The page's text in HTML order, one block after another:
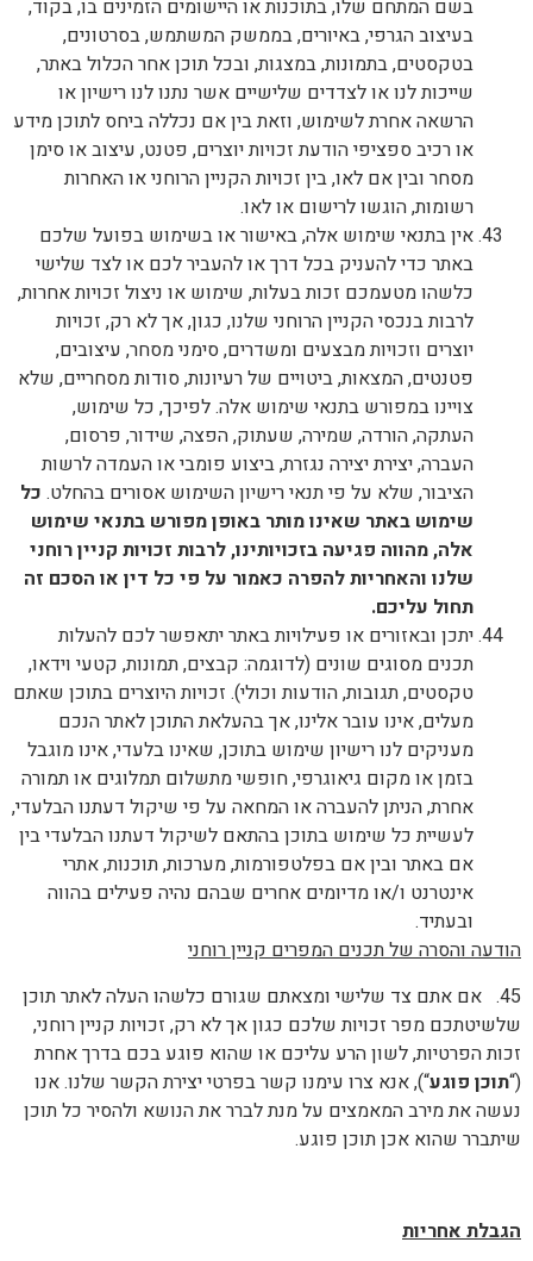
בשם המתחם שלו, בתוכנות או היישומים הזמינים בו, בקוד,
בעיצוב הגרפי, באיורים, בממשק המשתמש, בסרטונים,
בטקסטים, בתמונות, במצגות, ובכל תוכן אחר הכלול באתר,
שייכות לנו או לצדדים שלישיים אשר נתנו לנו רישיון או
הרשאה אחרת לשימוש, וזאת בין אם נכללה ביחס לתוכן מידע
או רכיב ספציפי הודעת זכויות יוצרים, פטנט, עיצוב או סימן
מסחר ובין אם לאו, בין זכויות הקניין הרוחני או האחרות
רשומות, הוגשו לרישום או לאו.
אין בתנאי שימוש אלה, באישור או בשימוש בפועל שלכם
באתר כדי להעניק בכל דרך או להעביר לכם או לצד שלישי
כלשהו מטעמכם זכות בעלות, שימוש או ניצול זכויות אחרות,
לרבות בנכסי הקניין הרוחני שלנו, כגון, אך לא רק, זכויות
יוצרים וזכויות מבצעים ומשדרים, סימני מסחר, עיצובים,
פטנטים, המצאות, ביטויים של רעיונות, סודות מסחריים, שלא
צויינו במפורש בתנאי שימוש אלה. לפיכך, כל שימוש,
העתקה, הורדה, שמירה, שעתוק, הפצה, שידור, פרסום,
העברה, יצירת יצירה נגזרת, ביצוע פומבי או העמדה לרשות
הציבור, שלא על פי תנאי רישיון השימוש אסורים בהחלט. כל
שימוש באתר שאינו מותר באופן מפורש בתנאי שימוש
אלה, מהווה פגיעה בזכויותינו, לרבות זכויות קניין רוחני
שלנו והאחריות להפרה כאמור על פי כל דין או הסכם זה
תחול עליכם.
יתכן ובאזורים או פעילויות באתר יתאפשר לכם להעלות
תכנים מסוגים שונים (לדוגמה: קבצים, תמונות, קטעי וידאו,
טקסטים, תגובות, הודעות וכולי). זכויות היוצרים בתוכן שאתם
מעלים, אינו עובר אלינו, אך בהעלאת התוכן לאתר הנכם
מעניקים לנו רישיון שימוש בתוכן, שאינו בלעדי, אינו מוגבל
בזמן או מקום גיאוגרפי, חופשי מתשלום תמלוגים או תמורה
אחרת, הניתן להעברה או המחאה על פי שיקול דעתנו הבלעדי,
לעשיית כל שימוש בתוכן בהתאם לשיקול דעתנו הבלעדי בין
אם באתר ובין אם בפלטפורמות, מערכות, תוכנות, אתרי
אינטרנט ו/או מדיומים אחרים שבהם נהיה פעילים בהווה
ובעתיד.
הודעה והסרה של תכנים המפרים קניין רוחני
45. אם אתם צד שלישי ומצאתם שגורם כלשהו העלה לאתר תוכן
שלשיטתכם מפר זכויות שלכם כגון אך לא רק, זכויות קניין רוחני,
זכות הפרטיות, לשון הרע עליכם או שהוא פוגע בכם בדרך אחרת
(“תוכן פוגע“), אנא צרו עימנו קשר בפרטי יצירת הקשר שלנו. אנו
נעשה את מירב המאמצים על מנת לברר את הנושא ולהסיר כל תוכן
שיתברר שהוא אכן תוכן פוגע.
הגבלת אחריות